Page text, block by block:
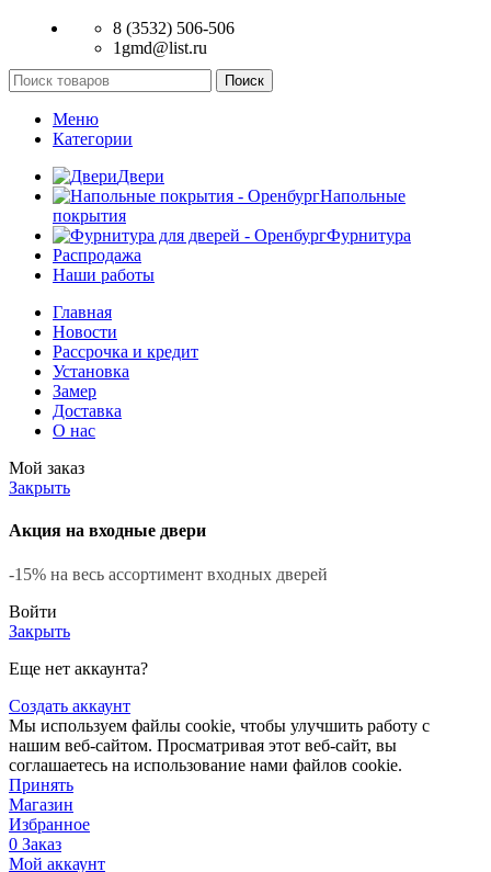
8 (3532) 506-506
1gmd@list.ru
Поиск
Меню
Категории
Двери
Напольные
покрытия
Фурнитура
Распродажа
Наши работы
Главная
Новости
Рассрочка и кредит
Установка
Замер
Доставка
О нас
Мой заказ
Закрыть
Акция на входные двери
-15% на весь ассортимент входных дверей
Войти
Закрыть
Еще нет аккаунта?
Создать аккаунт
Мы используем файлы cookie, чтобы улучшить работу с
нашим веб-сайтом. Просматривая этот веб-сайт, вы
соглашаетесь на использование нами файлов cookie.
Принять
Магазин
Избранное
0 Заказ
Мой аккаунт